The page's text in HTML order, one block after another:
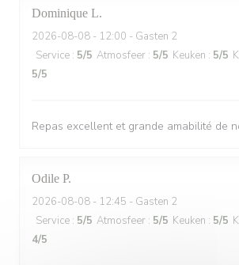
Dominique L
2026-08-08 - 12:00 - Gasten 2
Service : 5/5 Atmosfeer : 5/5 Keuken : 5/5
5/5
Repas excellent et grande amabilité de
Odile P
2026-08-08 - 12:45 - Gasten 2
Service : 5/5 Atmosfeer : 5/5 Keuken : 5/5
4/5